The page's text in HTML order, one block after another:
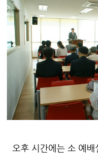
오후 시간에는 소 예